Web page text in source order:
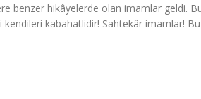
benzer hikâyelerde olan imamlar geldi.
kendileri kabahatlidir! Sahtekâr imamlar!